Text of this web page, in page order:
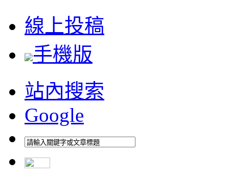
線上投稿
手機版
站內搜索
Google